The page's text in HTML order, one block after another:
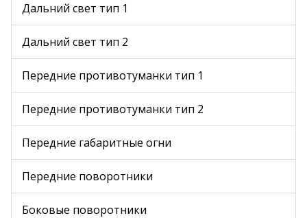
Дальний свет тип 1
Дальний свет тип 2
Передние противотуманки тип 1
Передние противотуманки тип 2
Передние габаритные огни
Передние поворотники
Боковые поворотники